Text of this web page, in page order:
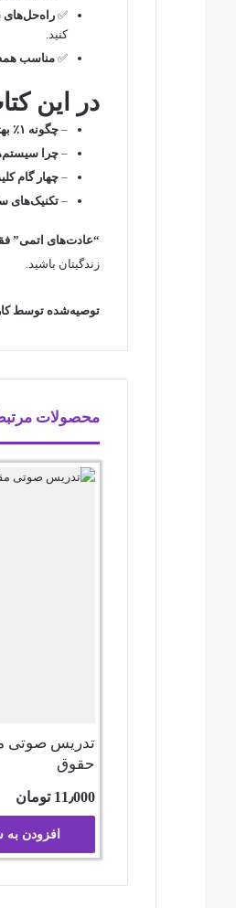
✅ راه‌حل‌های
کنید.
✅مناسب
در این
– چگونه ۱٪ بهتر شدن هر روز، شما را به موفقیت می‌رساند.
– چرا
– چهار گام
– تکنیک‌های
“عادت‌های اتمی”
زندگیتان باشید.
توصیه‌شده توسط
محصولات
تدریس صوتی
حقوق
11٫000 تومان
افزودن به